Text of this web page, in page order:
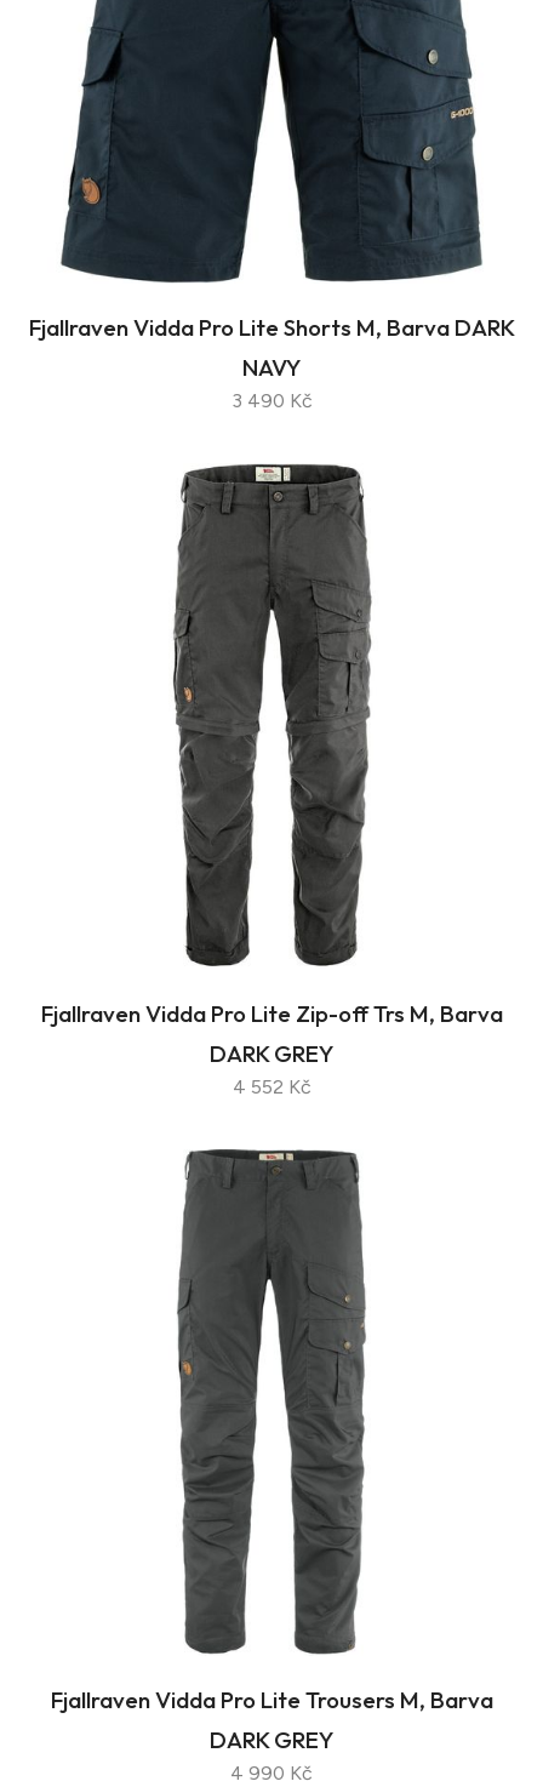
Fjallraven Vidda Pro Lite Shorts M, Barva DARK
NAVY
3 490 Kč
Fjallraven Vidda Pro Lite Zip-off Trs M, Barva
DARK GREY
4 552 Kč
Fjallraven Vidda Pro Lite Trousers M, Barva
DARK GREY
4 990 Kč